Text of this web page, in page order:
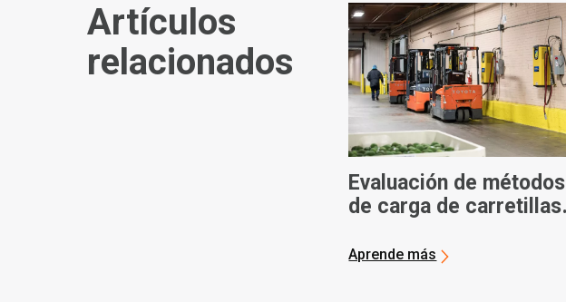
Artículos
relacionados
Evaluación de métodos
de carga de carretillas
Aprende más